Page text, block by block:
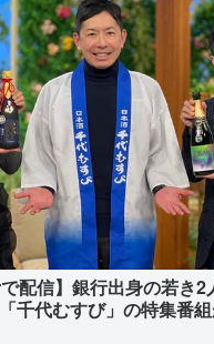
で配信】銀行出身の若き
千代むすび」の特集番